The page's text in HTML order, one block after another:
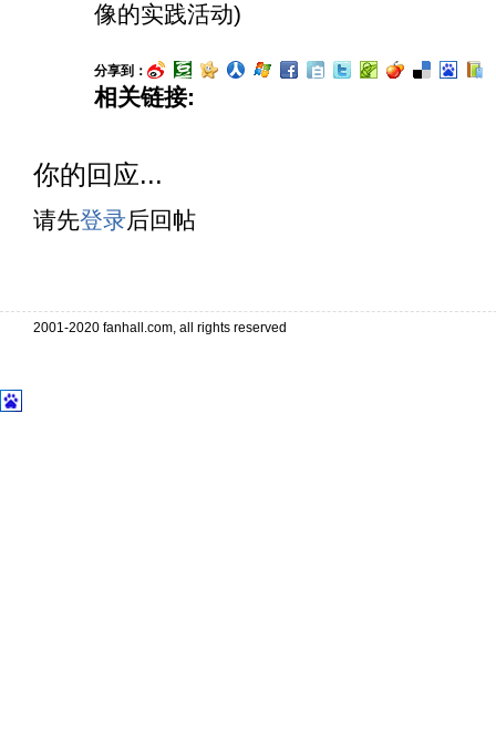
像的实践活动)
分享到：
相关链接:
你的回应...
请先登录后回帖
2001-2020 fanhall.com, all rights reserved